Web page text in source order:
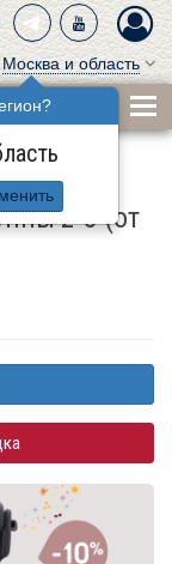
Москва и область
2-3 (от